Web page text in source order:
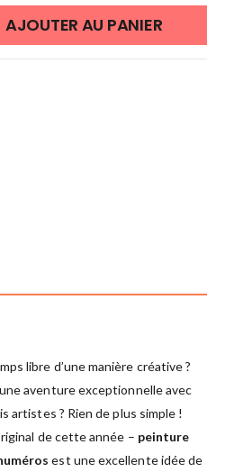
AJOUTER AU PANIER
libre d’une manière créative ?
aventure exceptionnelle avec
artistes ? Rien de plus simple !
de cette année – peinture
est une excellente idée de